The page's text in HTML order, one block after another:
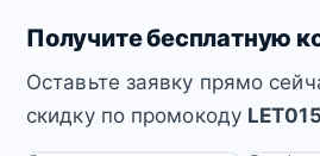
Получите бесплатную
Оставьте заявку прямо
скидку по промокоду LET015